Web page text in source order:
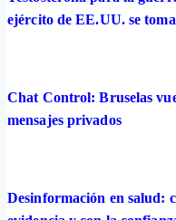
ejército de EE.UU. se
Chat Control: Bruselas
mensajes privados
Desinformación en salud: